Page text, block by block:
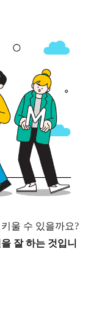
울 수 있을까요?
잘 하는 것입니